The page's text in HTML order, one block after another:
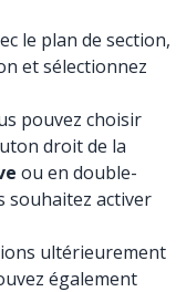
le plan de section,
et sélectionnez
pouvez choisir
droit de la
ou en double-
souhaitez activer
ultérieurement
également